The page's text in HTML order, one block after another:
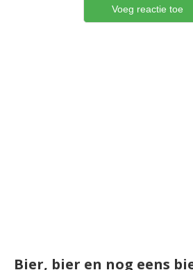
Bier, bier en nog eens